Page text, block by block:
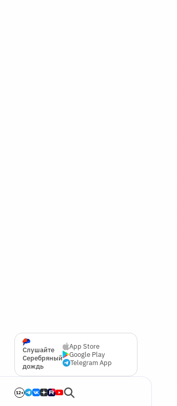
Слушайте
Серебряный
дождь
App Store
Google Play
Telegram App
12+